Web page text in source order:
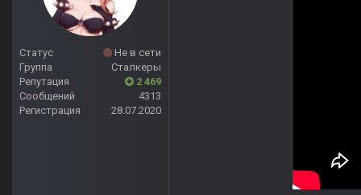
Статус
Не в сети
Группа
Сталкеры
Репутация
2 469
Сообщений
4313
Регистрация
28.07.2020